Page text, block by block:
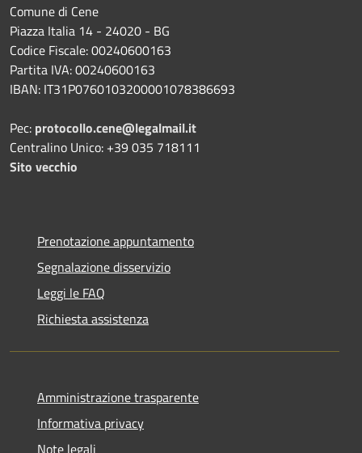
Comune di Cene
Piazza Italia 14 - 24020 - BG
Codice Fiscale: 00240600163
Partita IVA: 00240600163
IBAN: IT31P0760103200001078386693
Pec: protocollo.cene@legalmail.it
Centralino Unico: +39 035 718111
Sito vecchio
Prenotazione appuntamento
Segnalazione disservizio
Leggi le FAQ
Richiesta assistenza
Amministrazione trasparente
Informativa privacy
Note legali